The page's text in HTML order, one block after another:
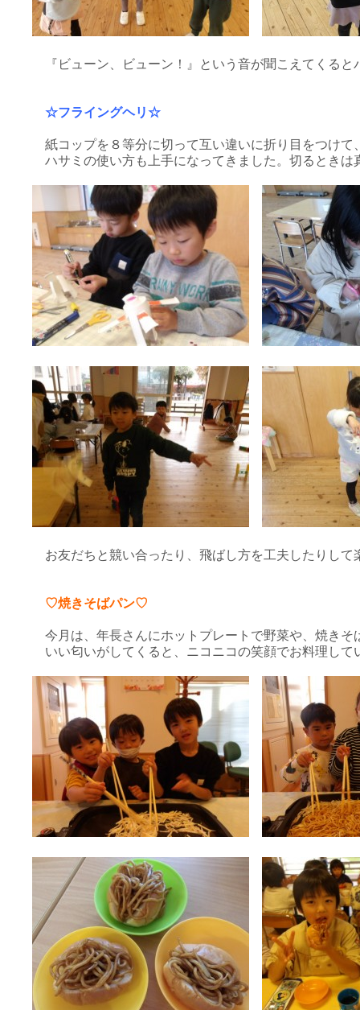
『ビューン、ビューン！』という音が聞こえてくる
☆フライングヘリ☆
紙コップを８等分に切って互い違いに折り目をつけて
ハサミの使い方も上手になってきました。切るときは
お友だちと競い合ったり、飛ばし方を工夫したりして
♡焼きそばパン♡
今月は、年長さんにホットプレートで野菜や、焼きそ
いい匂いがしてくると、ニコニコの笑顔でお料理して